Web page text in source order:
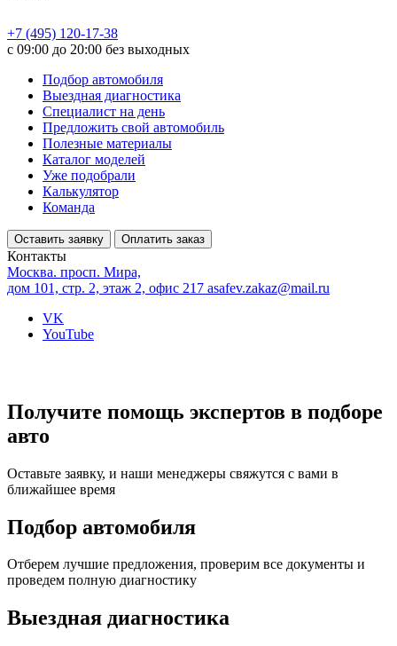
+7 (495) 120-17-38
с 09:00 до 20:00 без выходных
Подбор автомобиля
Выездная диагностика
Специалист на день
Предложить свой автомобиль
Полезные материалы
Каталог моделей
Уже подобрали
Калькулятор
Команда
Оставить заявку Оплатить заказ
Контакты
Москва. просп. Мира,
дом 101, стр. 2, этаж 2, офис 217 asafev.zakaz@mail.ru
VK
YouTube
Получите помощь экспертов в подборе
авто
Оставьте заявку, и наши менеджеры свяжутся с вами в
ближайшее время
Подбор автомобиля
Отберем лучшие предложения, проверим все документы и
проведем полную диагностику
Выездная диагностика